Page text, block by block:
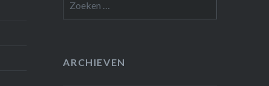
ARCHIEVEN